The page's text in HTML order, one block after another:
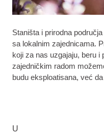
Staništa i prirodna
sa lokalnim zajednicama.
koji za nas uzgajaju, beru i
zajedničkim radom
budu eksploatisana, već
U